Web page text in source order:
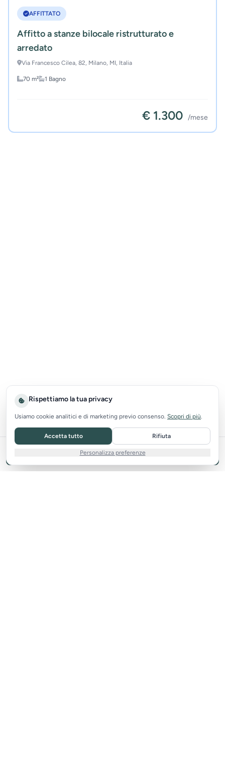
AFFITTATO
Affitto a stanze bilocale ristrutturato e
arredato
Via Francesco Cilea, 82, Milano, MI, Italia
70 m² 1 Bagno
€ 1.300 /mese
Filtri 2
Rispettiamo la tua privacy
Usiamo cookie analitici e di marketing previo consenso. Scopri di più.
Accetta tutto Rifiuta
Personalizza preferenze